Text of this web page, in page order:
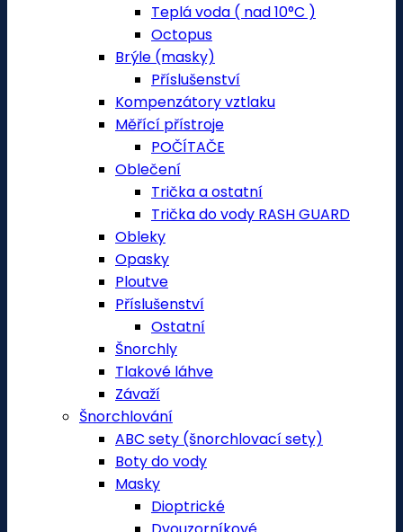
Teplá voda ( nad 10°C )
Octopus
Brýle (masky)
Příslušenství
Kompenzátory vztlaku
Měřící přístroje
POČÍTAČE
Oblečení
Trička a ostatní
Trička do vody RASH GUARD
Obleky
Opasky
Ploutve
Příslušenství
Ostatní
Šnorchly
Tlakové láhve
Závaží
Šnorchlování
ABC sety (šnorchlovací sety)
Boty do vody
Masky
Dioptrické